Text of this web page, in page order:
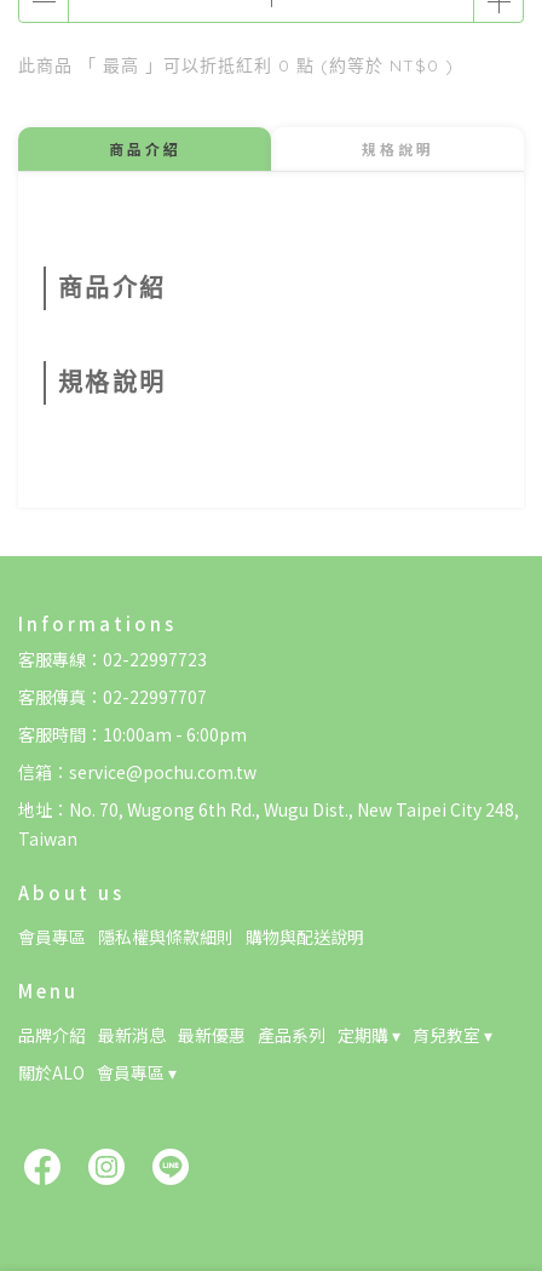
此商品 「 最高 」可以折抵紅利 0 點 (約等於 NT$0 )
商品介紹 規格說明
商品介紹
規格說明
Informations
客服專線：02-22997723
客服傳真：02-22997707
客服時間：10:00am - 6:00pm
信箱：service@pochu.com.tw
地址：No. 70, Wugong 6th Rd., Wugu Dist., New Taipei City 248,
Taiwan
About us
會員專區 隱私權與條款細則 購物與配送說明
Menu
品牌介紹 最新消息 最新優惠 產品系列 定期購 ▾ 育兒教室 ▾
關於ALO 會員專區 ▾